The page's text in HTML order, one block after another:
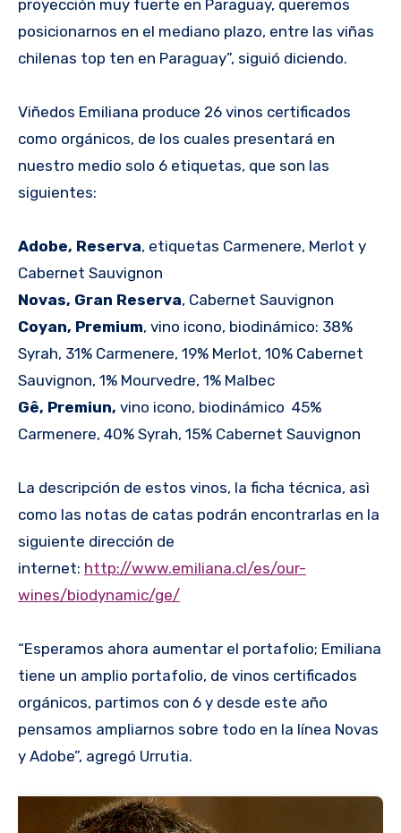
proyección muy fuerte en Paraguay, queremos
posicionarnos en el mediano plazo, entre las viñas
chilenas top ten en Paraguay”, siguió diciendo.
Viñedos Emiliana produce 26 vinos certificados
como orgánicos, de los cuales presentará en
nuestro medio solo 6 etiquetas, que son las
siguientes:
Adobe, Reserva, etiquetas Carmenere, Merlot y
Cabernet Sauvignon
Novas, Gran Reserva, Cabernet Sauvignon
Coyan, Premium, vino icono, biodinámico: 38%
Syrah, 31% Carmenere, 19% Merlot, 10% Cabernet
Sauvignon, 1% Mourvedre, 1% Malbec
Gê, Premiun, vino icono, biodinámico 45%
Carmenere, 40% Syrah, 15% Cabernet Sauvignon
La descripción de estos vinos, la ficha técnica, asì
como las notas de catas podrán encontrarlas en la
siguiente dirección de
internet: http://www.emiliana.cl/es/our-
wines/biodynamic/ge/
“Esperamos ahora aumentar el portafolio; Emiliana
tiene un amplio portafolio, de vinos certificados
orgánicos, partimos con 6 y desde este año
pensamos ampliarnos sobre todo en la línea Novas
y Adobe”, agregó Urrutia.